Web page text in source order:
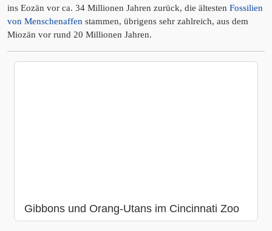
ins Eozän vor ca. 34 Millionen Jahren zurück, die ältesten Fossilien
von Menschenaffen stammen, übrigens sehr zahlreich, aus dem
Miozän vor rund 20 Millionen Jahren.
Gibbons und Orang-Utans im Cincinnati Zoo